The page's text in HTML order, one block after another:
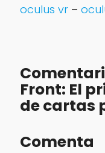
oculus vr–
Front: El
de cartas
Comenta